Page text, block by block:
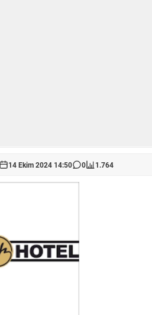
14 Ekim 2024 14:50 0 1.764